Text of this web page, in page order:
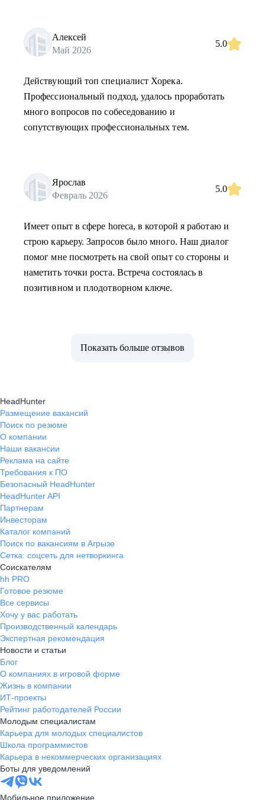
Алексей
Май 2026
5.0
Действующий топ специалист Хорека.
Профессиональный подход, удалось проработать
много вопросов по собеседованию и
сопутствующих профессиональных тем.
Ярослав
Февраль 2026
5.0
Имеет опыт в сфере horeca, в которой я работаю и
строю карьеру. Запросов было много. Наш диалог
помог мне посмотреть на свой опыт со стороны и
наметить точки роста. Встреча состоялась в
позитивном и плодотворном ключе.
Показать больше отзывов
HeadHunter
Размещение вакансий
Поиск по резюме
О компании
Наши вакансии
Реклама на сайте
Требования к ПО
Безопасный HeadHunter
HeadHunter API
Партнерам
Инвесторам
Каталог компаний
Поиск по вакансиям в Агрызе
Сетка: соцсеть для нетворкинга
Соискателям
hh PRO
Готовое резюме
Все сервисы
Хочу у вас работать
Производственный календарь
Экспертная рекомендация
Новости и статьи
Блог
О компаниях в игровой форме
Жизнь в компании
ИТ-проекты
Рейтинг работодателей России
Молодым специалистам
Карьера для молодых специалистов
Школа программистов
Карьера в некоммерческих организациях
Боты для уведомлений
Мобильное приложение